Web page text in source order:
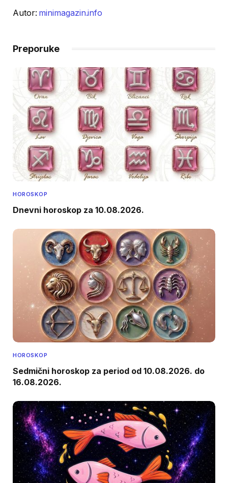
Autor: minimagazin.info
Preporuke
HOROSKOP
Dnevni horoskop za 10.08.2026.
HOROSKOP
Sedmični horoskop za period od 10.08.2026. do
16.08.2026.